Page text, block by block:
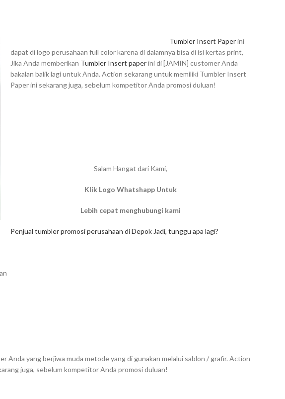
Tumbler Insert Paperini
dapat di logo perusahaan full color karena di dalamnya bisa di isi kertas print,
Jika Anda memberikan Tumbler Insert paperini di [JAMIN] customer Anda
bakalan balik lagi untuk Anda. Action sekarang untuk memiliki Tumbler Insert
Paper ini sekarang juga, sebelum kompetitor Anda promosi duluan!
Salam Hangat dari Kami,
Klik Logo Whatshapp Untuk
Lebih cepat menghubungi kami
Penjual tumbler promosi perusahaan di Depok Jadi, tunggu apa lagi?
Anda yang berjiwa muda metode yang di gunakan melalui sablon / grafir. Action
juga, sebelum kompetitor Anda promosi duluan!